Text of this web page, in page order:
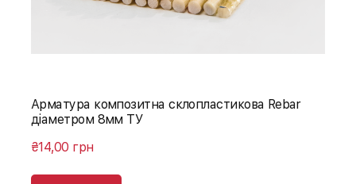
Арматура композитна склопластикова Rebar
діаметром 8мм ТУ
₴14,00 грн